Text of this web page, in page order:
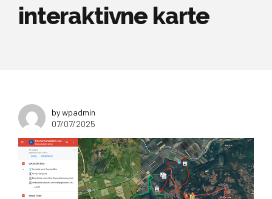
interaktivne karte
by wpadmin
07/07/2025